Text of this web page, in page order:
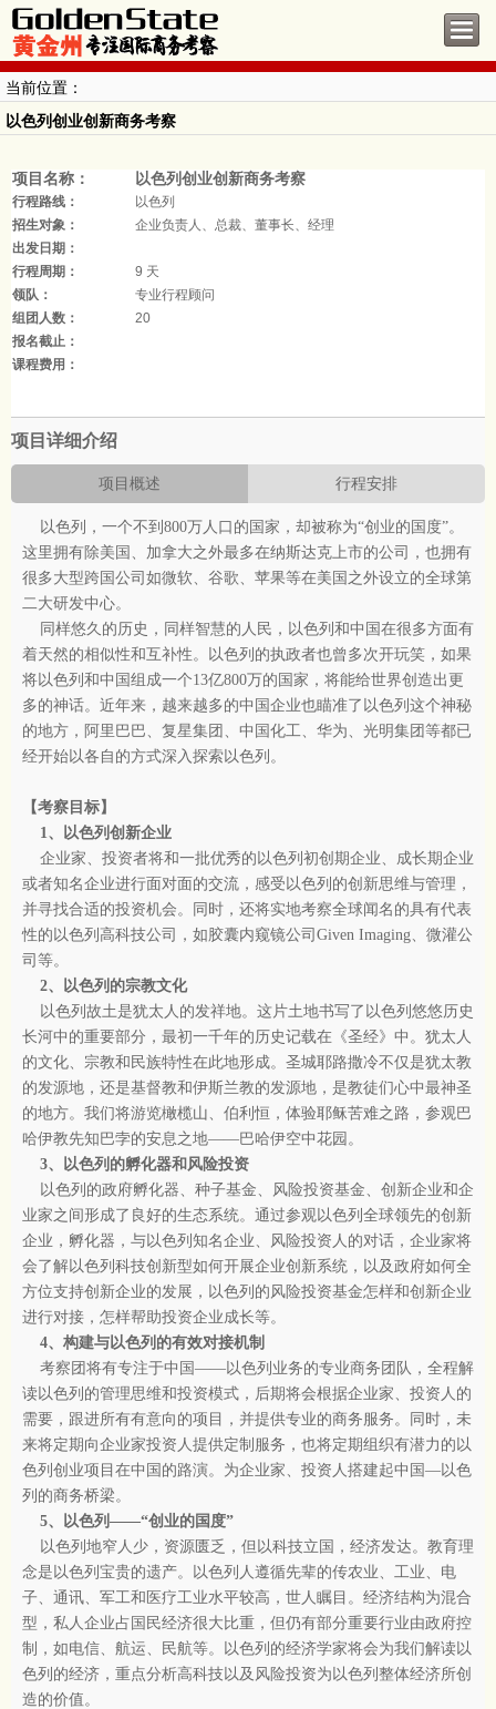
当前位置：
以色列创业创新商务考察
项目名称： 以色列创业创新商务考察
行程路线：
以色列
招生对象：
企业负责人、总裁、董事长、经理
出发日期：
行程周期：
9 天
领队：
专业行程顾问
组团人数：
20
报名截止：
课程费用：
项目详细介绍
项目概述 行程安排
以色列，一个不到800万人口的国家，却被称为“创业的国度”。
这里拥有除美国、加拿大之外最多在纳斯达克上市的公司，也拥有
很多大型跨国公司如微软、谷歌、苹果等在美国之外设立的全球第
二大研发中心。
同样悠久的历史，同样智慧的人民，以色列和中国在很多方面有
着天然的相似性和互补性。以色列的执政者也曾多次开玩笑，如果
将以色列和中国组成一个13亿800万的国家，将能给世界创造出更
多的神话。近年来，越来越多的中国企业也瞄准了以色列这个神秘
的地方，阿里巴巴、复星集团、中国化工、华为、光明集团等都已
经开始以各自的方式深入探索以色列。
【考察目标】
1、以色列创新企业
企业家、投资者将和一批优秀的以色列初创期企业、成长期企业
或者知名企业进行面对面的交流，感受以色列的创新思维与管理，
并寻找合适的投资机会。同时，还将实地考察全球闻名的具有代表
性的以色列高科技公司，如胶囊内窥镜公司Given Imaging、微灌公
司等。
2、以色列的宗教文化
以色列故土是犹太人的发祥地。这片土地书写了以色列悠悠历史
长河中的重要部分，最初一千年的历史记载在《圣经》中。犹太人
的文化、宗教和民族特性在此地形成。圣城耶路撒冷不仅是犹太教
的发源地，还是基督教和伊斯兰教的发源地，是教徒们心中最神圣
的地方。我们将游览橄榄山、伯利恒，体验耶稣苦难之路，参观巴
哈伊教先知巴孛的安息之地——巴哈伊空中花园。
3、以色列的孵化器和风险投资
以色列的政府孵化器、种子基金、风险投资基金、创新企业和企
业家之间形成了良好的生态系统。通过参观以色列全球领先的创新
企业，孵化器，与以色列知名企业、风险投资人的对话，企业家将
会了解以色列科技创新型如何开展企业创新系统，以及政府如何全
方位支持创新企业的发展，以色列的风险投资基金怎样和创新企业
进行对接，怎样帮助投资企业成长等。
4、构建与以色列的有效对接机制
考察团将有专注于中国——以色列业务的专业商务团队，全程解
读以色列的管理思维和投资模式，后期将会根据企业家、投资人的
需要，跟进所有有意向的项目，并提供专业的商务服务。同时，未
来将定期向企业家投资人提供定制服务，也将定期组织有潜力的以
色列创业项目在中国的路演。为企业家、投资人搭建起中国—以色
列的商务桥梁。
5、以色列——“创业的国度”
以色列地窄人少，资源匮乏，但以科技立国，经济发达。教育理
念是以色列宝贵的遗产。以色列人遵循先辈的传农业、工业、电
子、通讯、军工和医疗工业水平较高，世人瞩目。经济结构为混合
型，私人企业占国民经济很大比重，但仍有部分重要行业由政府控
制，如电信、航运、民航等。以色列的经济学家将会为我们解读以
色列的经济，重点分析高科技以及风险投资为以色列整体经济所创
造的价值。